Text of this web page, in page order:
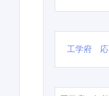
工学府 応